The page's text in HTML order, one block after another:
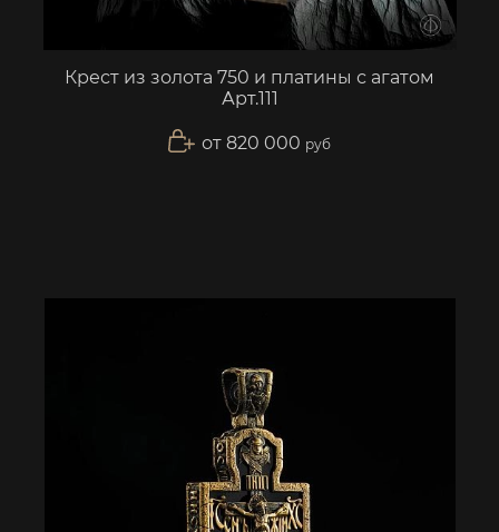
Крест из золота 750 и платины с агатом
Арт.111
от 820 000 руб